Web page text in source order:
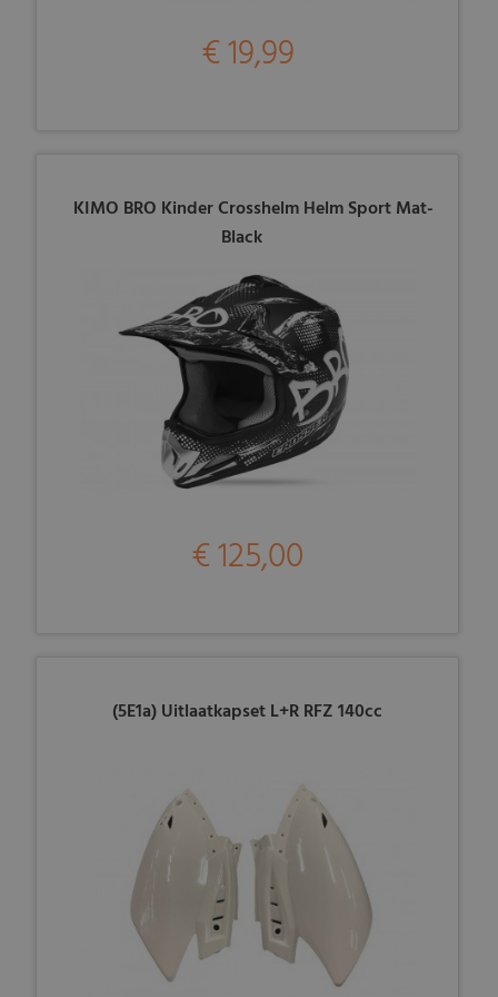
€ 19,99
KIMO BRO Kinder Crosshelm Helm Sport Mat-
Black
€ 125,00
(5E1a) Uitlaatkapset L+R RFZ 140cc